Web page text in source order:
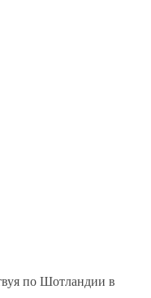
по Шотландии в